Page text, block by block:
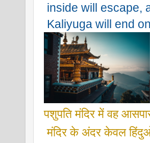
inside will escape,
Kaliyuga will end
पशुपति मंदिर में वह
मंदिर के अंदर केवल